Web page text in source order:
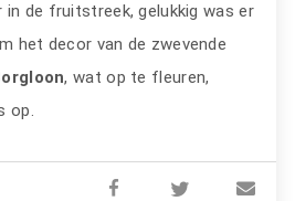
in de fruitstreek, gelukkig was er
het decor van de zwevende
, wat op te fleuren,
op.